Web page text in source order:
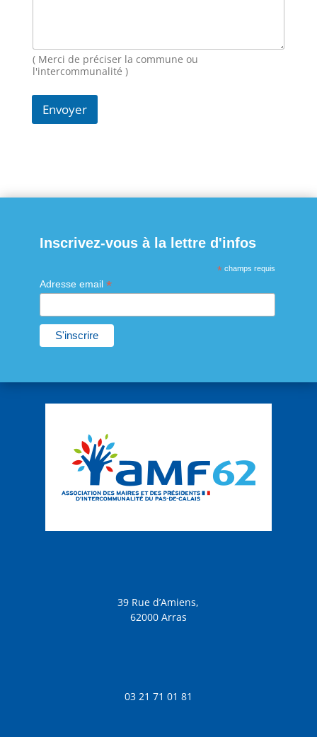
i
l( Merci de préciser la commune ou
l'intercommunalité )
Envoyer
Inscrivez-vous à la lettre d'infos
* champs requis
Adresse email *
39 Rue d’Amiens,
62000 Arras
03 21 71 01 81